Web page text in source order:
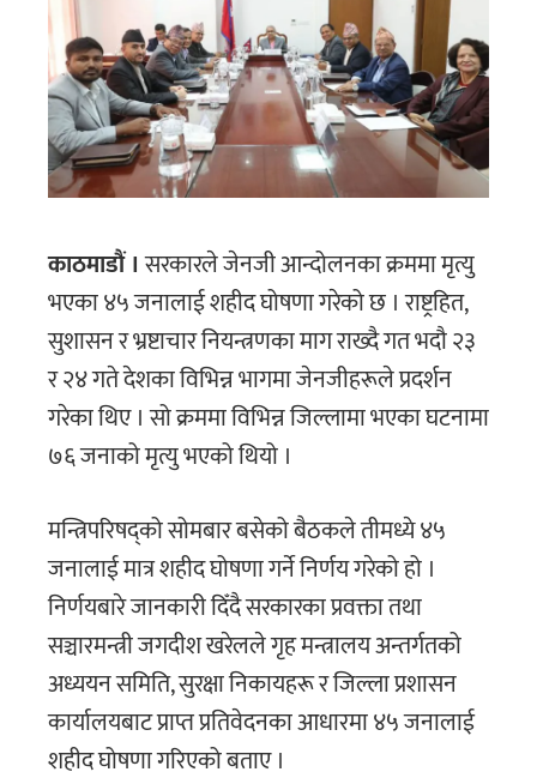
काठमाडौं ।सरकारले जेनजी आन्दोलनका क्रममा मृत्यु
भएका ४५ जनालाई शहीद घोषणा गरेको छ । राष्ट्रहित,
सुशासन र भ्रष्टाचार नियन्त्रणका माग राख्दै गत भदौ २३
र २४ गते देशका विभिन्न भागमा जेनजीहरूले प्रदर्शन
गरेका थिए । सो क्रममा विभिन्न जिल्लामा भएका घटनामा
७६ जनाको मृत्यु भएको थियो ।
मन्त्रिपरिषद्को सोमबार बसेको बैठकले तीमध्ये ४५
जनालाई मात्र शहीद घोषणा गर्ने निर्णय गरेको हो ।
निर्णयबारे जानकारी दिँदै सरकारका प्रवक्ता तथा
सञ्चारमन्त्री जगदीश खरेलले गृह मन्त्रालय अन्तर्गतको
अध्ययन समिति, सुरक्षा निकायहरू र जिल्ला प्रशासन
कार्यालयबाट प्राप्त प्रतिवेदनका आधारमा ४५ जनालाई
शहीद घोषणा गरिएको बताए ।